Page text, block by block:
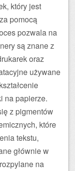
który jest
pomocą
pozwala na
są znane z
oraz
używane
na papierze.
z pigmentów
które
tekstu,
głównie w
na